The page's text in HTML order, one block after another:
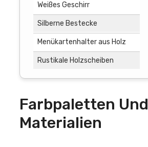
Weißes Geschirr
Silberne Bestecke
Menükartenhalter aus Holz
Rustikale Holzscheiben
Farbpaletten Und
Materialien